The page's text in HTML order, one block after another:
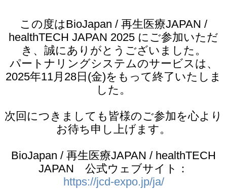
この度はBioJapan / 再生医療JAPAN /
healthTECH JAPAN 2025 にご参加いただ
き、誠にありがとうございました。
パートナリングシステムのサービスは、
2025年11月28日(金)をもって終了いたしま
した。
次回につきましても皆様のご参加を心より
お待ち申し上げます。
BioJapan / 再生医療JAPAN / healthTECH
JAPAN 公式ウェブサイト：
https://jcd-expo.jp/ja/